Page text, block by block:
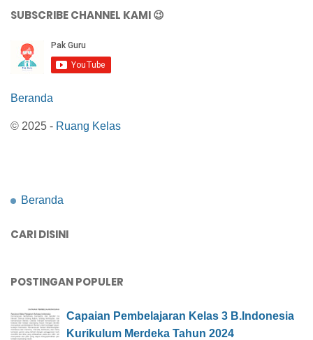
SUBSCRIBE CHANNEL KAMI 😉
Beranda
© 2025 - Ruang Kelas
Beranda
CARI DISINI
POSTINGAN POPULER
Capaian Pembelajaran Kelas 3 B.Indonesia
Kurikulum Merdeka Tahun 2024